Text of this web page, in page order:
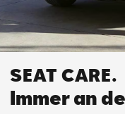
SEAT CARE.
Immer an